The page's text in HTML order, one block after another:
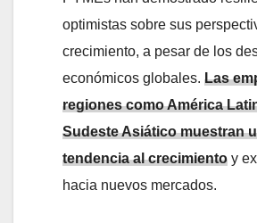
optimistas sobre sus
crecimiento, a pesar de los
económicos globales. Las
regiones como América
Sudeste Asiático muestran
tendencia al crecimiento y
hacia nuevos mercados.